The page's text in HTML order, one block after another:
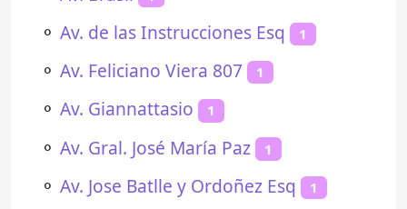
⚬ Av. de las Instrucciones Esq 1
⚬ Av. Feliciano Viera 807 1
⚬ Av. Giannattasio 1
⚬ Av. Gral. José María Paz 1
⚬ Av. Jose Batlle y Ordoñez Esq 1